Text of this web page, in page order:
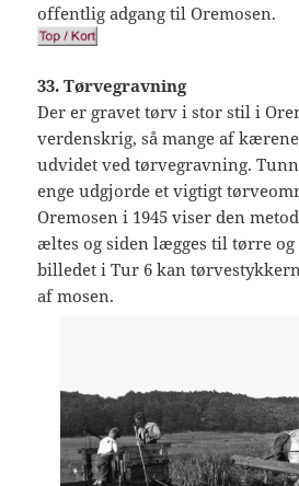
offentlig adgang til Oremosen.
33. Tørvegravning
Der er gravet tørv i stor stil i
verdenskrig, så mange af
udvidet ved tørvegravning.
enge udgjorde et vigtigt
Oremosen i 1945 viser den
æltes og siden lægges til tørre og
billedet i Tur 6 kan
af mosen.